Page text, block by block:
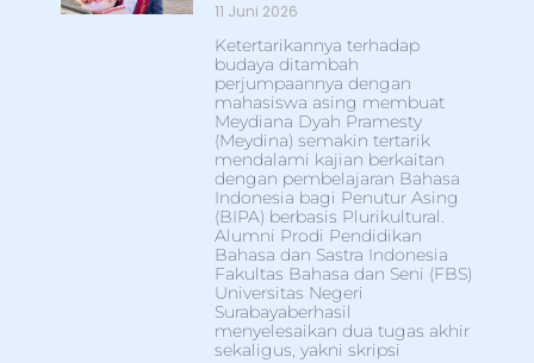
11 Juni 2026
Ketertarikannya terhadap
budaya ditambah
perjumpaannya dengan
mahasiswa asing membuat
Meydiana Dyah Pramesty
(Meydina) semakin tertarik
mendalami kajian berkaitan
dengan pembelajaran Bahasa
Indonesia bagi Penutur Asing
(BIPA) berbasis Plurikultural.
Alumni Prodi Pendidikan
Bahasa dan Sastra Indonesia
Fakultas Bahasa dan Seni (FBS)
Universitas Negeri
Surabayaberhasil
menyelesaikan dua tugas akhir
sekaligus, yakni skripsi